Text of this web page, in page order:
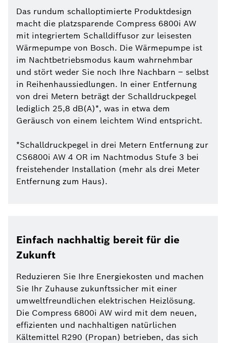
Das rundum schalloptimierte Produktdesign
macht die platzsparende Compress 6800i AW
mit integriertem Schalldiffusor zur leisesten
Wärmepumpe von Bosch. Die Wärmepumpe ist
im Nachtbetriebsmodus kaum wahrnehmbar
und stört weder Sie noch Ihre Nachbarn – selbst
in Reihenhaussiedlungen. In einer Entfernung
von drei Metern beträgt der Schalldruckpegel
lediglich 25,8 dB(A)*, was in etwa dem
Geräusch von einem leichtem Wind entspricht.
*Schalldruckpegel in drei Metern Entfernung zur
CS6800i AW 4 OR im Nachtmodus Stufe 3 bei
freistehender Installation (mehr als drei Meter
Entfernung zum Haus).
Einfach nachhaltig bereit für die
Zukunft
Reduzieren Sie Ihre Energiekosten und machen
Sie Ihr Zuhause zukunftssicher mit einer
umweltfreundlichen elektrischen Heizlösung.
Die Compress 6800i AW wird mit dem neuen,
effizienten und nachhaltigen natürlichen
Kältemittel R290 (Propan) betrieben, das sich